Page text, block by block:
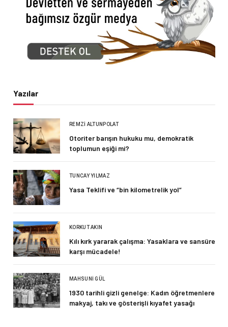
Yazılar
REMZI ALTUNPOLAT
Otoriter barışın hukuku mu, demokratik
toplumun eşiği mi?
TUNCAY YILMAZ
Yasa Teklifi ve “bin kilometrelik yol”
KORKUT AKIN
Kılı kırk yararak çalışma: Yasaklara ve sansüre
karşı mücadele!
MAHSUNI GÜL
1930 tarihli gizli genelge: Kadın öğretmenlere
makyaj, takı ve gösterişli kıyafet yasağı